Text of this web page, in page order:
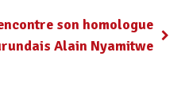
son homologue
Alain Nyamitwe